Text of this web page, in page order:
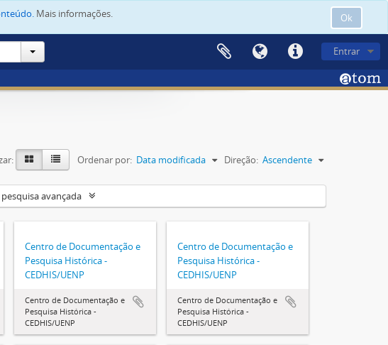
Ok
Mais informações.
Entrar
Ordenar por: Data modificada Direção: Ascendente
avançada
Centro de Documentação e
Pesquisa Histórica -
CEDHIS/UENP
Centro de Documentação e
Pesquisa Histórica -
CEDHIS/UENP
Centro de Documentação e
Pesquisa Histórica -
CEDHIS/UENP
Centro de Documentação e
Pesquisa Histórica -
CEDHIS/UENP